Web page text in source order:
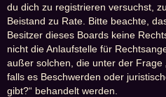
du dich zu registrieren versuchst,
Beistand zu Rate. Bitte beachte,
Besitzer dieses Boards keine
nicht die Anlaufstelle für
außer solchen, die unter der Frage
falls es Beschwerden oder
gibt?“ behandelt werden.